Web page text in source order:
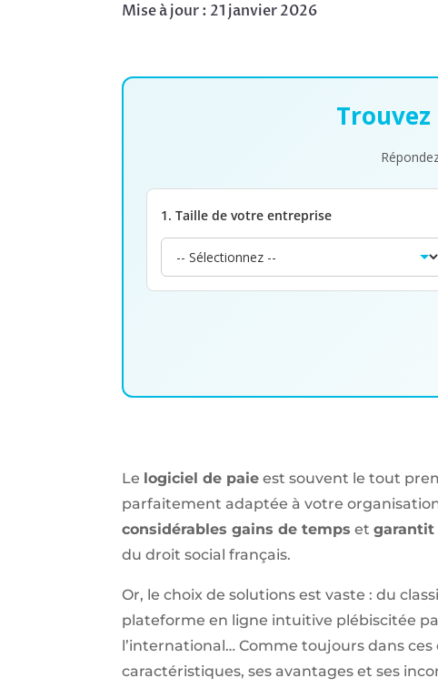
Mise à jour : 21 janvier 2026
Trouvez
1. Taille de votre entreprise
Le logiciel de paie est souvent le tout
parfaitement adaptée à votre
considérables gains de temps etgarantit
du droit social français.
Or, le choix de solutions est vaste : du
plateforme en ligne intuitive plébiscitée
l’international… Comme toujours dans ces
caractéristiques, ses avantages et ses